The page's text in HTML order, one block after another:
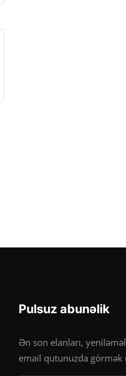
Pulsuz abunəlik
Ən son elanları,
email qutunuzda görmək